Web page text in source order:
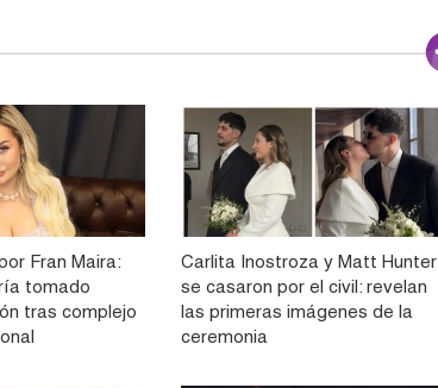
Fran Maira:
tomado
tras complejo
Carlita Inostroza y Matt Hunter
se casaron por el civil: revelan
las primeras imágenes de la
ceremonia